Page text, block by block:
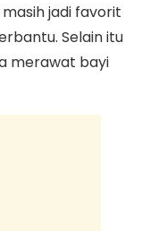
jadi favorit
Selain itu
merawat bayi